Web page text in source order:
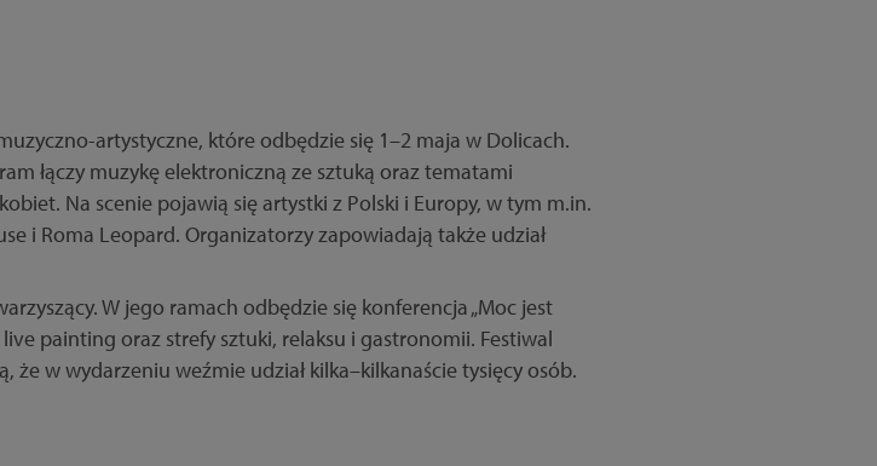
artystyczne, które odbędzie się 1–2 maja w Dolicach.
łączy muzykę elektroniczną ze sztuką oraz tematami
Na scenie pojawią się artystki z Polski i Europy, w tym m.in.
i Roma Leopard. Organizatorzy zapowiadają także udział
W jego ramach odbędzie się konferencja „Moc jest
painting oraz strefy sztuki, relaksu i gastronomii. Festiwal
że w wydarzeniu weźmie udział kilka–kilkanaście tysięcy osób.